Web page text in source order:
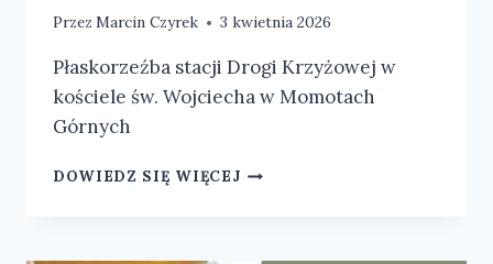
Przez Marcin Czyrek 3 kwietnia 2026
Płaskorzeźba stacji Drogi Krzyżowej w
kościele św. Wojciecha w Momotach
Górnych
DOWIEDZ SIĘ WIĘCEJWIELKI